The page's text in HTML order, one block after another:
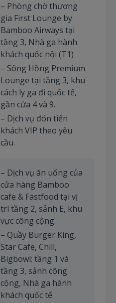
– Phòng chờ thương
gia First Lounge by
Bamboo Airways tại
tầng 3, Nhà ga hành
khách quốc nội (T1)
– Sông Hồng Premium
Lounge tại tầng 3, khu
cách ly ga đi quốc tế,
gần cửa 4 và 9.
– Dịch vụ đón tiến
khách VIP theo yêu
cầu.
– Dịch vụ ăn uống của
cửa hàng Bamboo
cafe & Fastfood tại vị
trí tầng 2, sảnh E, khu
vực công cộng.
– Quầy Burger King,
Star Cafe, Chill,
Bigbowl: tầng 1 và
tầng 3, sảnh công
cộng, Nhà ga hành
khách quốc tế.